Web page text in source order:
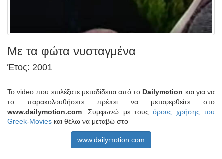
Με τα φώτα νυσταγμένα
Έτος: 2001
Το video που επιλέξατε μεταδίδεται από το Dailymotion και για να
το παρακολουθήσετε πρέπει να μεταφερθείτε στο
www.dailymotion.com . Συμφωνώ με τουςόρους χρήσης του
Greek-Movies και θέλω να μεταβώ στο
www.dailymotion.com